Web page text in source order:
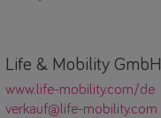
Life & Mobility GmbH
www.life-mobility.com/de
verkauf@life-mobility.com